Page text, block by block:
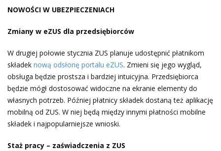
NOWOŚCI W UBEZPIECZENIACH
Zmiany w eZUS dla przedsiębiorców
W drugiej połowie stycznia ZUS planuje udostępnić płatnikom
składek nową odsłonę portalu eZUS. Zmieni się jego wygląd,
obsługa będzie prostsza i bardziej intuicyjna. Przedsiębiorca
będzie mógł dostosować widoczne na ekranie elementy do
własnych potrzeb. Później płatnicy składek dostaną też aplikację
mobilną od ZUS. W niej będą między innymi płatności mobilne
składek i najpopularniejsze wnioski.
Staż pracy – zaświadczenia z ZUS